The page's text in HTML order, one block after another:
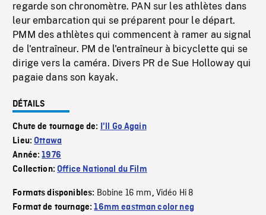
regarde son chronomètre. PAN sur les athlètes dans
leur embarcation qui se préparent pour le départ.
PMM des athlètes qui commencent à ramer au signal
de l'entraîneur. PM de l'entraîneur à bicyclette qui se
dirige vers la caméra. Divers PR de Sue Holloway qui
pagaie dans son kayak.
DÉTAILS
Chute de tournage de: I'll Go Again
Lieu:Ottawa
Année:1976
Collection:Office National du Film
Formats disponibles: Bobine 16 mm, Vidéo Hi 8
Format de tournage:16mm eastman color neg